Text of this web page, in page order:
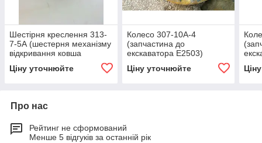
Шестірня креслення 313-
7-5А (шестерня механізму
відкривання ковша
Ціну уточнюйте
Колесо 307-10А-4
(запчастина до
екскаватора Е2503)
Ціну уточнюйте
Про нас
Рейтинг не сформований
Менше 5 відгуків за останній рік